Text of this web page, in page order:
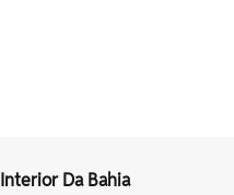
Interior Da Bahia